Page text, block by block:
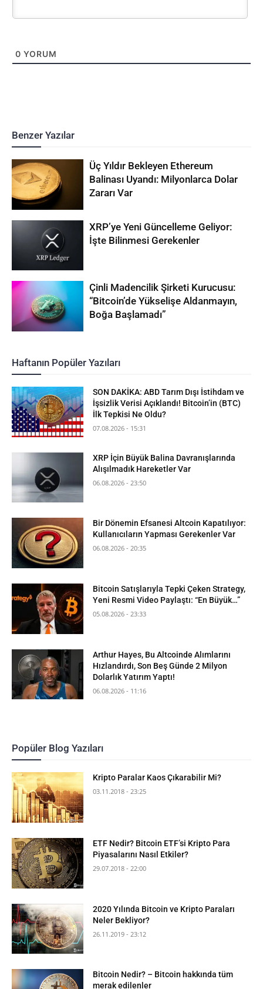
0 YORUM
Benzer Yazılar
Üç Yıldır Bekleyen Ethereum
Balinası Uyandı: Milyonlarca Dolar
Zararı Var
XRP’ye Yeni Güncelleme Geliyor:
İşte Bilinmesi Gerekenler
Çinli Madencilik Şirketi Kurucusu:
“Bitcoin’de Yükselişe Aldanmayın,
Boğa Başlamadı”
Haftanın Popüler Yazıları
SON DAKİKA: ABD Tarım Dışı İstihdam ve
İşsizlik Verisi Açıklandı! Bitcoin’in (BTC)
İlk Tepkisi Ne Oldu?
07.08.2026 - 15:31
XRP İçin Büyük Balina Davranışlarında
Alışılmadık Hareketler Var
06.08.2026 - 23:50
Bir Dönemin Efsanesi Altcoin Kapatılıyor:
Kullanıcıların Yapması Gerekenler Var
06.08.2026 - 20:35
Bitcoin Satışlarıyla Tepki Çeken Strategy,
Yeni Resmi Video Paylaştı: “En Büyük…”
05.08.2026 - 23:33
Arthur Hayes, Bu Altcoinde Alımlarını
Hızlandırdı, Son Beş Günde 2 Milyon
Dolarlık Yatırım Yaptı!
06.08.2026 - 11:16
Popüler Blog Yazıları
Kripto Paralar Kaos Çıkarabilir Mi?
03.11.2018 - 23:25
ETF Nedir? Bitcoin ETF’si Kripto Para
Piyasalarını Nasıl Etkiler?
29.07.2018 - 22:00
2020 Yılında Bitcoin ve Kripto Paraları
Neler Bekliyor?
26.11.2019 - 23:12
Bitcoin Nedir? – Bitcoin hakkında tüm
merak edilenler